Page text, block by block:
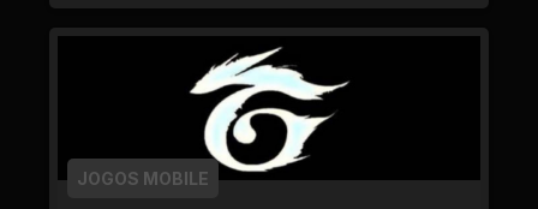
JOGOS MOBILE